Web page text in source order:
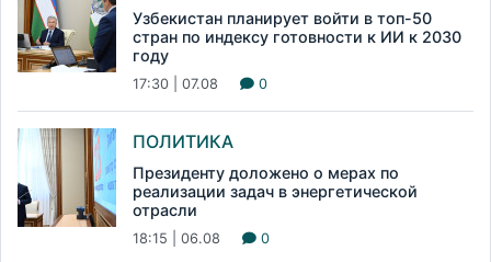
Узбекистан планирует войти в топ-50
стран по индексу готовности к ИИ к 2030
году
17:30 | 07.08 0
ПОЛИТИКА
Президенту доложено о мерах по
реализации задач в энергетической
отрасли
18:15 | 06.08 0